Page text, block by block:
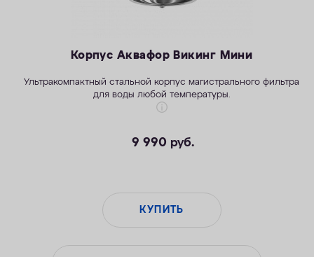
Корпус Аквафор Викинг Мини
Ультракомпактный стальной корпус магистрального фильтра
для воды любой температуры.
9 990 руб.
КУПИТЬ